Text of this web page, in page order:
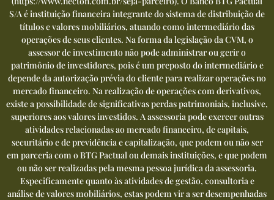
S/A é instituição financeira integrante do sistema de distribuição de
títulos e valores mobiliários, atuando como intermediário das
operações de seus clientes. Na forma da legislação da CVM, o
assessor de investimento não pode administrar ou gerir o
patrimônio de investidores, pois é um preposto do intermediário e
depende da autorização prévia do cliente para realizar operações no
mercado financeiro. Na realização de operações com derivativos,
existe a possibilidade de significativas perdas patrimoniais, inclusive,
superiores aos valores investidos. A assessoria pode exercer outras
atividades relacionadas ao mercado financeiro, de capitais,
securitário e de previdência e capitalização, que podem ou não ser
em parceria com o BTG Pactual ou demais instituições, e que podem
ou não ser realizadas pela mesma pessoa jurídica da assessoria.
Especificamente quanto às atividades de gestão, consultoria e
análise de valores mobiliários, estas podem vir a ser desempenhadas